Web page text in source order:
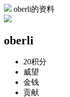
oberli的资料
oberli
20积分
威望
金钱
贡献